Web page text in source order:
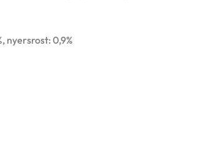
nyersrost: 0,9%